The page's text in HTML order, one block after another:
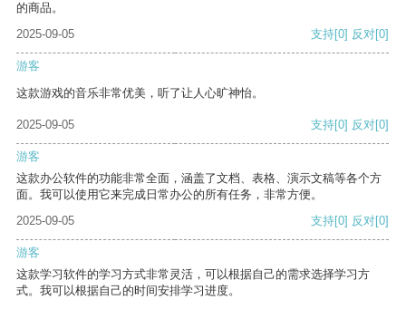
的商品。
2025-09-05
支持[0] 反对[0]
游客
这款游戏的音乐非常优美，听了让人心旷神怡。
2025-09-05 支持[0] 反对[0]
游客
这款办公软件的功能非常全面，涵盖了文档、表格、演示文稿等各个方
面。我可以使用它来完成日常办公的所有任务，非常方便。
2025-09-05
支持[0] 反对[0]
游客
这款学习软件的学习方式非常灵活，可以根据自己的需求选择学习方
式。我可以根据自己的时间安排学习进度。